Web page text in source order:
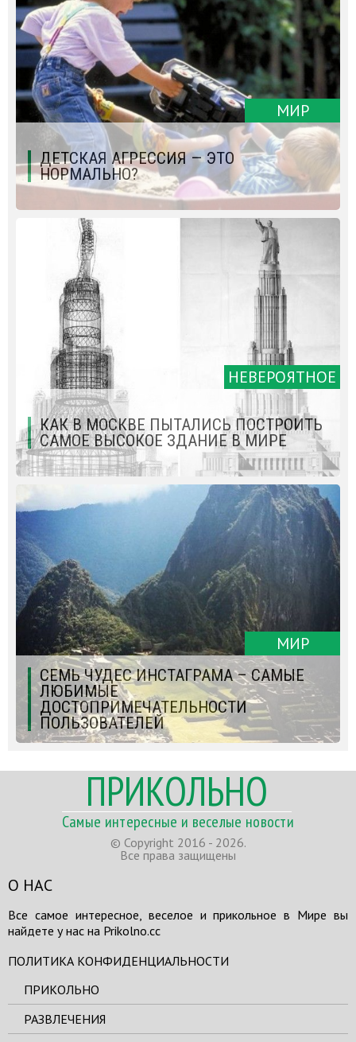
МИР
ДЕТСКАЯ АГРЕССИЯ — ЭТО
НОРМАЛЬНО?
НЕВЕРОЯТНОЕ
КАК В МОСКВЕ ПЫТАЛИСЬ ПОСТРОИТЬ
САМОЕ ВЫСОКОЕ ЗДАНИЕ В МИРЕ
МИР
СЕМЬ ЧУДЕС ИНСТАГРАМА – САМЫЕ
ЛЮБИМЫЕ
ДОСТОПРИМЕЧАТЕЛЬНОСТИ
ПОЛЬЗОВАТЕЛЕЙ
ПРИКОЛЬНО
Самые интересные и веселые новости
© Copyright 2016 - 2026.
Все права защищены
О НАС
Все самое интересное, веселое и прикольное в Мире вы
найдете у нас на Prikolno.cc
ПОЛИТИКА КОНФИДЕНЦИАЛЬНОСТИ
ПРИКОЛЬНО
РАЗВЛЕЧЕНИЯ